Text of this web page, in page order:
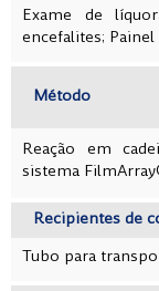
Exame de
encefalites;
Método
Reação em
sistema
Recipientes de
Tubo para